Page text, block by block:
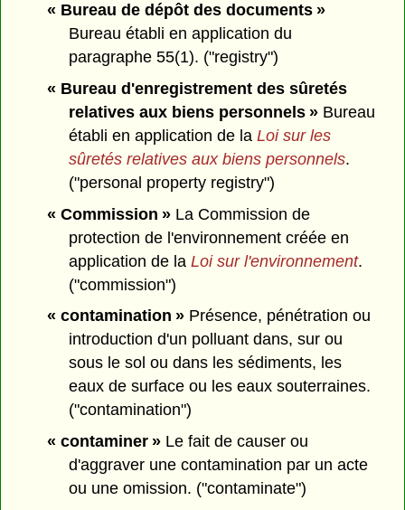
« Bureau de dépôt des documents »
Bureau établi en application du
paragraphe 55(1). ("registry")
« Bureau d'enregistrement des sûretés
relatives aux biens personnels » Bureau
établi en application de laLoi sur les
sûretés relatives aux biens personnels.
("personal property registry")
« Commission »La Commission de
protection de l'environnement créée en
application de laLoi sur l'environnement.
("commission")
« contamination »Présence, pénétration ou
introduction d'un polluant dans, sur ou
sous le sol ou dans les sédiments, les
eaux de surface ou les eaux souterraines.
("contamination")
« contaminer » Le fait de causer ou
d'aggraver une contamination par un acte
ou une omission. ("contaminate")